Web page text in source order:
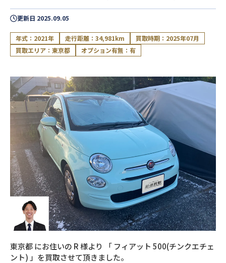
閉じる
更新日 2025.09.05
年式：2021年 走行距離：34,981km
買取時期：2025年07月
買取エリア：東京都
オプション有無：有
東京都にお住いの R様より 「 フィアット 500(チンクエチェ
ント) 」を買取させて頂きました。